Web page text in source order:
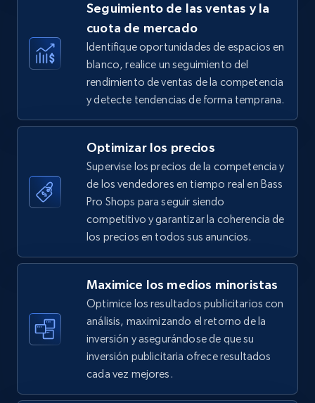
TikTok Shop
URL, Title, Available, Description, Currency, Initial
price, Final price, Discount percent, and more.
5.4K+ 668+ Comenzar ahora
TikTok Shop - category
URL, Title, Available, Description, Currency, Initial
price, Final price, Discount percent, and more.
TikTok Shop - Collect TikTok shop products
by keywords search
URL, Title, Available, Description, Currency, Initial
price, Final price, Discount percent, and more.
Seguimiento de las ventas y la
cuota de mercado
Identifique oportunidades de espacios en
blanco, realice un seguimiento del
rendimiento de ventas de la competencia
y detecte tendencias de forma temprana.
Optimizar los precios
Supervise los precios de la competencia y
de los vendedores en tiempo real en Bass
Pro Shops para seguir siendo
competitivo y garantizar la coherencia de
los precios en todos sus anuncios.
Maximice los medios minoristas
Optimice los resultados publicitarios con
análisis, maximizando el retorno de la
inversión y asegurándose de que su
inversión publicitaria ofrece resultados
cada vez mejores.